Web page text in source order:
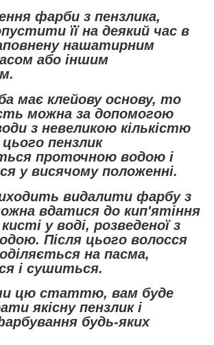
фарби з пензлика,
її на деякий час в
нашатирним
або іншим
має клейову основу, то
можна за допомогою
з невеликою кількістю
пензлик
проточною водою і
у висячому положенні.
видалити фарбу з
вдатися до кип'ятіння
у воді, розведеної з
Після цього волосся
на пасма,
і сушиться.
цю статтю, вам буде
якісну пензлик і
будь-яких